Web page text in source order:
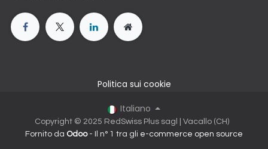
Politica sui cookie
Copyright © 2025 RedSwiss Plus sagl | Vacallo (CH)
Italiano
Fornito da Odoo - Il n° 1 tra gli e-commerce open source